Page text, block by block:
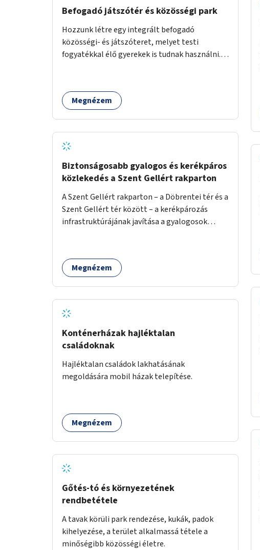
Befogadó játszótér és közösségi park
Hozzunk létre egy integrált befogadó
közösségi- és játszóteret, melyet testi
fogyatékkal élő gyerekek is tudnak használni.
elérhetőségét, mind infrastrukturális
adottságait tekintve alkalmas egy új játszótér
Megnézem
Biztonságosabb gyalogos és kerékpáros
közlekedés a Szent Gellért rakparton
A Szent Gellért rakparton – a Döbrentei tér és a
Szent Gellért tér között – a kerékpározás
infrastruktúrájának javítása a gyalogosok
Megnézem
Konténerházak hajléktalan
családoknak
Hajléktalan családok lakhatásának
megoldására mobil házak telepítése.
Megnézem
Gőtés-tó és környezetének
rendbetétele
A tavak körüli park rendezése, kukák, padok
kihelyezése, a terület alkalmassá tétele a
minőségibb közösségi életre.